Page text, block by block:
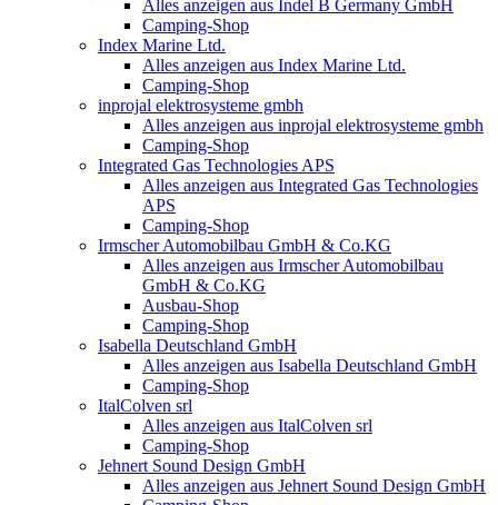
Alles anzeigen aus Indel B Germany GmbH
Camping-Shop
Index Marine Ltd.
Alles anzeigen aus Index Marine Ltd.
Camping-Shop
inprojal elektrosysteme gmbh
Alles anzeigen aus inprojal elektrosysteme gmbh
Camping-Shop
Integrated Gas Technologies APS
Alles anzeigen aus Integrated Gas Technologies
APS
Camping-Shop
Irmscher Automobilbau GmbH & Co.KG
Alles anzeigen aus Irmscher Automobilbau
GmbH & Co.KG
Ausbau-Shop
Camping-Shop
Isabella Deutschland GmbH
Alles anzeigen aus Isabella Deutschland GmbH
Camping-Shop
ItalColven srl
Alles anzeigen aus ItalColven srl
Camping-Shop
Jehnert Sound Design GmbH
Alles anzeigen aus Jehnert Sound Design GmbH